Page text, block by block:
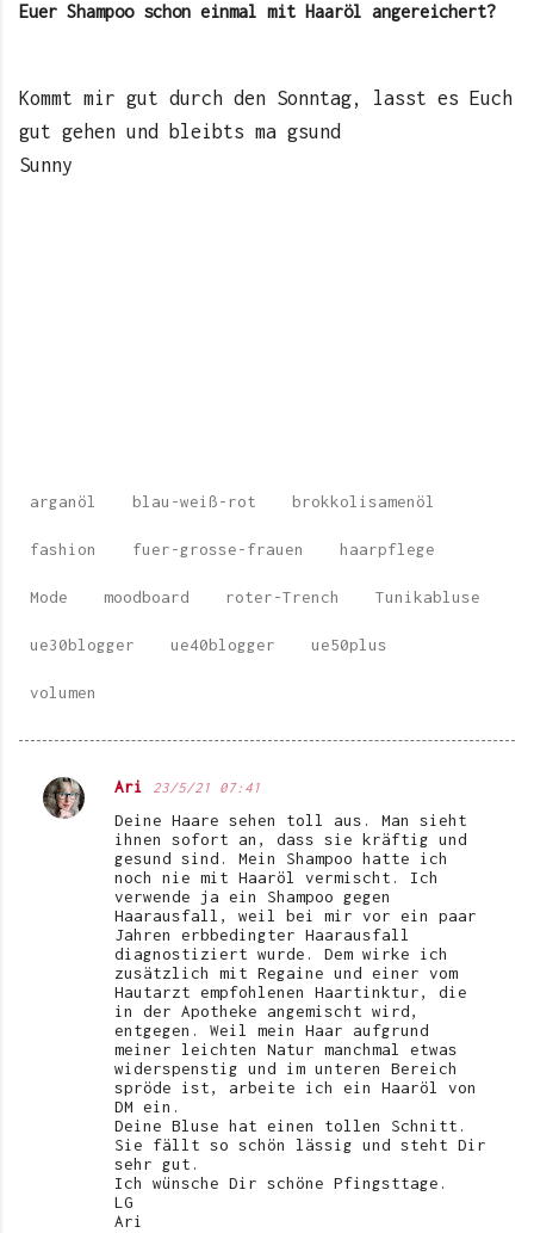
Euer Shampoo schon einmal mit Haaröl angereichert?
Kommt mir gut durch den Sonntag, lasst es Euch
gut gehen und bleibts ma gsund
Sunny
arganöl blau-weiß-rot brokkolisamenöl
fashion fuer-grosse-frauen haarpflege
Mode moodboard roter-Trench Tunikabluse
ue30blogger ue40blogger ue50plus
volumen
K
Ari 23/5/21 07:41
Deine Haare sehen toll aus. Man sieht
ihnen sofort an, dass sie kräftig und
gesund sind. Mein Shampoo hatte ich
noch nie mit Haaröl vermischt. Ich
verwende ja ein Shampoo gegen
Haarausfall, weil bei mir vor ein paar
Jahren erbbedingter Haarausfall
diagnostiziert wurde. Dem wirke ich
zusätzlich mit Regaine und einer vom
Hautarzt empfohlenen Haartinktur, die
in der Apotheke angemischt wird,
entgegen. Weil mein Haar aufgrund
meiner leichten Natur manchmal etwas
widerspenstig und im unteren Bereich
spröde ist, arbeite ich ein Haaröl von
DM ein.
Deine Bluse hat einen tollen Schnitt.
Sie fällt so schön lässig und steht Dir
sehr gut.
Ich wünsche Dir schöne Pfingsttage.
LG
Ari